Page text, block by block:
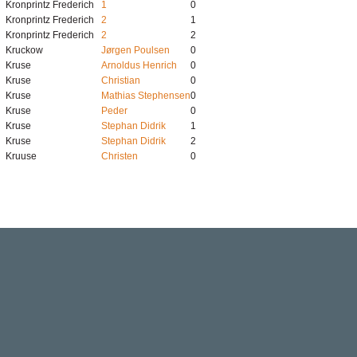
Kronprintz Frederich
1
0
Kronprintz Frederich
2
1
Kronprintz Frederich
2
2
Kruckow
Jørgen Poulsen
0
Kruse
Arnoldus Henrich
0
Kruse
Christian
0
Kruse
Mathias Stephensen0
Kruse
Peder
0
Kruse
Stephan Didrik
1
Kruse
Stephan Didrik
2
Kruuse
Christen 0